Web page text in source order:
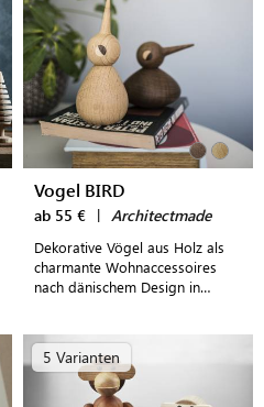
Vogel BIRD
ab 55 € | Architectmade
Dekorative Vögel aus Holz als
charmante Wohnaccessoires
nach dänischem Design in
5 Varianten